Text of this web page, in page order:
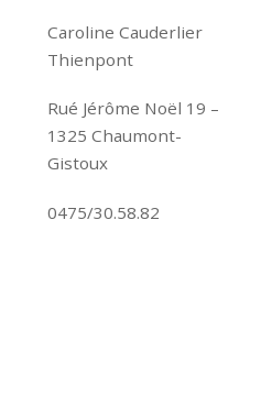
Caroline Cauderlier
Thienpont
Rué Jérôme Noël 19 –
1325 Chaumont-
Gistoux
0475/30.58.82